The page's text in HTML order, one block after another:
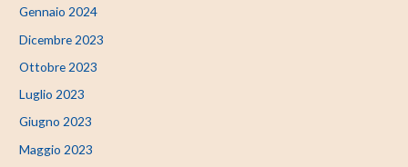
Gennaio 2024
Dicembre 2023
Ottobre 2023
Luglio 2023
Giugno 2023
Maggio 2023